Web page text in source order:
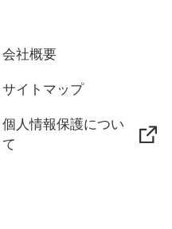
会社概要
サイトマップ
個人情報保護につい
て